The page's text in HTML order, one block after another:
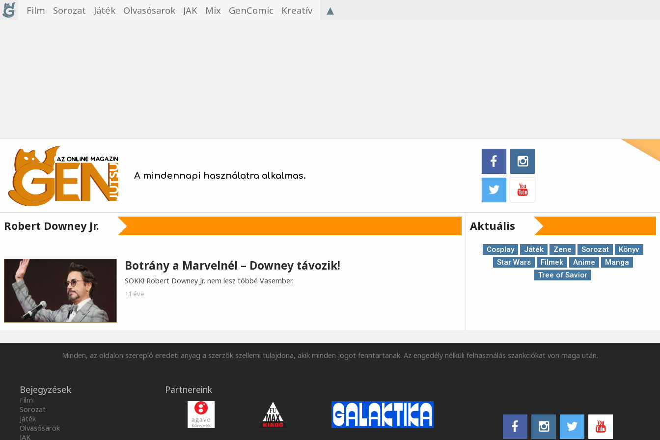
Film Sorozat Játék Olvasósarok JAK Mix GenComic Kreatív ▴
A mindennapi használatra alkalmas.
Robert Downey Jr.
Botrány a Marvelnél – Downey távozik!
SOKK! Robert Downey Jr. nem lesz többé Vasember.
11 éve
Aktuális
Cosplay Játék Zene Sorozat
Könyv
Star Wars
Filmek Anime
Manga
Tree of Savior
Minden, az oldalon szereplő eredeti anyag a szerzők szellemi tulajdona, akik minden jogot fenntartanak. Az engedély nélküli felhasználás szankciókat von maga után.
Bejegyzések
Film
Sorozat
Játék
Olvasósarok
JAK
Partnereink